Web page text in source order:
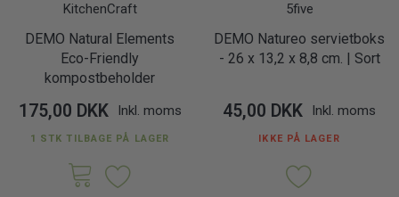
KitchenCraft
DEMO Natural Elements
Eco-Friendly
kompostbeholder
175,00 DKK Inkl. moms
1 STK TILBAGE PÅ LAGER
5five
DEMO Natureo servietboks
- 26 x 13,2 x 8,8 cm. | Sort
45,00 DKK Inkl. moms
IKKE PÅ LAGER